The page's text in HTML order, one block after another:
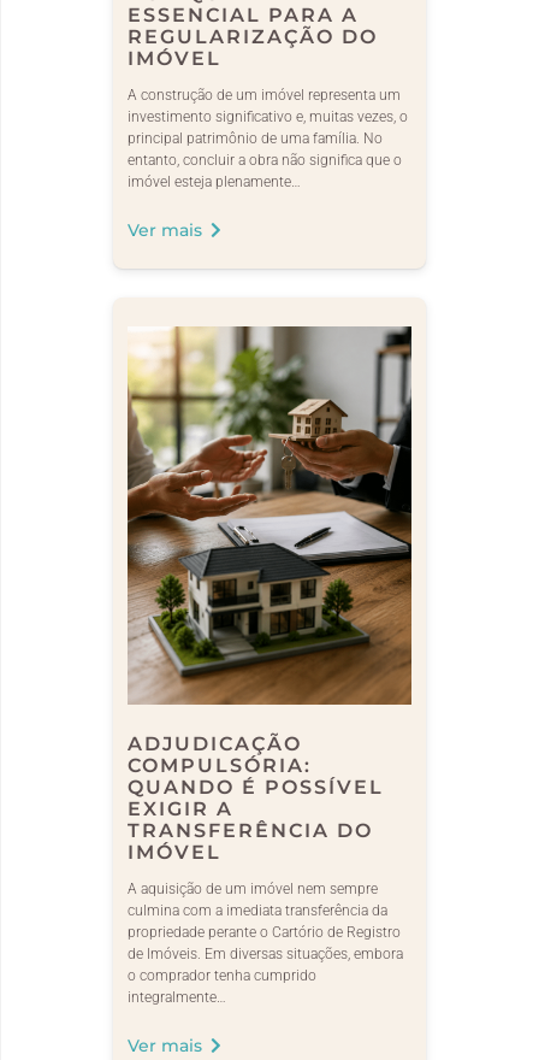
ESSENCIAL PARA A
REGULARIZAÇÃO DO
IMÓVEL
A construção de um imóvel representa um
investimento significativo e, muitas vezes, o
principal patrimônio de uma família. No
entanto, concluir a obra não significa que o
imóvel esteja plenamente…
Ver mais
ADJUDICAÇÃO
COMPULSÓRIA:
QUANDO É POSSÍVEL
EXIGIR A
TRANSFERÊNCIA DO
IMÓVEL
A aquisição de um imóvel nem sempre
culmina com a imediata transferência da
propriedade perante o Cartório de Registro
de Imóveis. Em diversas situações, embora
o comprador tenha cumprido
integralmente…
Ver mais